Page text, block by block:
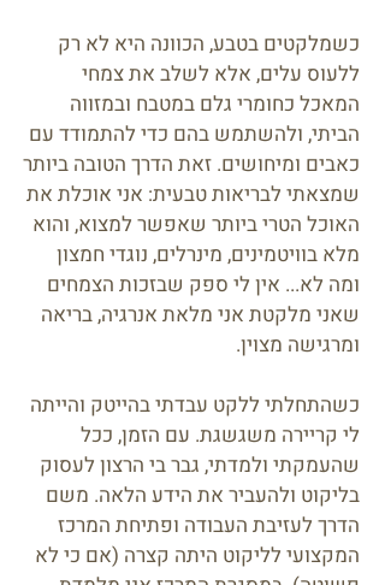
כשמלקטים בטבע, הכוונה היא לא רק
ללעוס עלים, אלא לשלב את צמחי
המאכל כחומרי גלם במטבח ובמזווה
הביתי, ולהשתמש בהם כדי להתמודד עם
כאבים ומיחושים. זאת הדרך הטובה ביותר
שמצאתי לבריאות טבעית: אני אוכלת את
האוכל הטרי ביותר שאפשר למצוא, והוא
מלא בוויטמינים, מינרלים, נוגדי חמצון
ומה לא... אין לי ספק שבזכות הצמחים
שאני מלקטת אני מלאת אנרגיה, בריאה
ומרגישה מצוין.
כשהתחלתי ללקט עבדתי בהייטק והייתה
לי קריירה משגשגת. עם הזמן, ככל
שהעמקתי ולמדתי, גבר בי הרצון לעסוק
בליקוט ולהעביר את הידע הלאה. משם
הדרך לעזיבת העבודה ופתיחת המרכז
המקצועי לליקוט היתה קצרה (אם כי לא